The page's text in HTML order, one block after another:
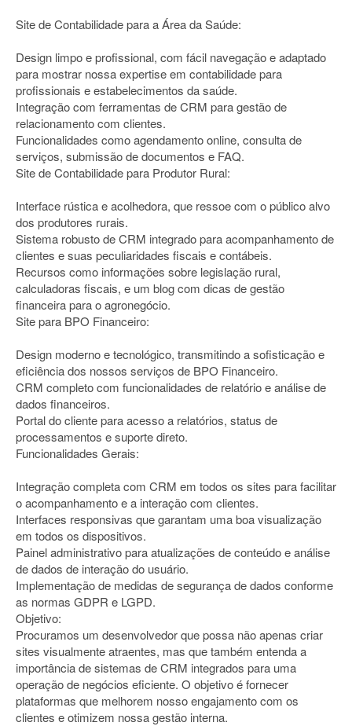
Site de Contabilidade para a Área da Saúde:
Design limpo e profissional, com fácil navegação e adaptado
para mostrar nossa expertise em contabilidade para
profissionais e estabelecimentos da saúde.
Integração com ferramentas de CRM para gestão de
relacionamento com clientes.
Funcionalidades como agendamento online, consulta de
serviços, submissão de documentos e FAQ.
Site de Contabilidade para Produtor Rural:
Interface rústica e acolhedora, que ressoe com o público alvo
dos produtores rurais.
Sistema robusto de CRM integrado para acompanhamento de
clientes e suas peculiaridades fiscais e contábeis.
Recursos como informações sobre legislação rural,
calculadoras fiscais, e um blog com dicas de gestão
financeira para o agronegócio.
Site para BPO Financeiro:
Design moderno e tecnológico, transmitindo a sofisticação e
eficiência dos nossos serviços de BPO Financeiro.
CRM completo com funcionalidades de relatório e análise de
dados financeiros.
Portal do cliente para acesso a relatórios, status de
processamentos e suporte direto.
Funcionalidades Gerais:
Integração completa com CRM em todos os sites para facilitar
o acompanhamento e a interação com clientes.
Interfaces responsivas que garantam uma boa visualização
em todos os dispositivos.
Painel administrativo para atualizações de conteúdo e análise
de dados de interação do usuário.
Implementação de medidas de segurança de dados conforme
as normas GDPR e LGPD.
Objetivo:
Procuramos um desenvolvedor que possa não apenas criar
sites visualmente atraentes, mas que também entenda a
importância de sistemas de CRM integrados para uma
operação de negócios eficiente. O objetivo é fornecer
plataformas que melhorem nosso engajamento com os
clientes e otimizem nossa gestão interna.